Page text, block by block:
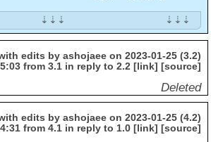
حاکمیت مردم:
اجزاء و کل قانون
بر مبنای اصل حاکمیت مردم تنظیم
معنی که تنها پایه هر گونه قدرت
باشند. بدین منظور تمامی ارکان
تعیین میشوند.
یکپارچگی و هماهنگی وانطباق:
بایستی هماهنگ و مبتنی بر تاریخ،
with edits by ashojaee on 2023-01-25
from 3.1 in reply to 2.2 [link] [source]
Deleted
with edits by ashojaee on 2023-01-25
from 4.1 in reply to 1.0 [link] [source]